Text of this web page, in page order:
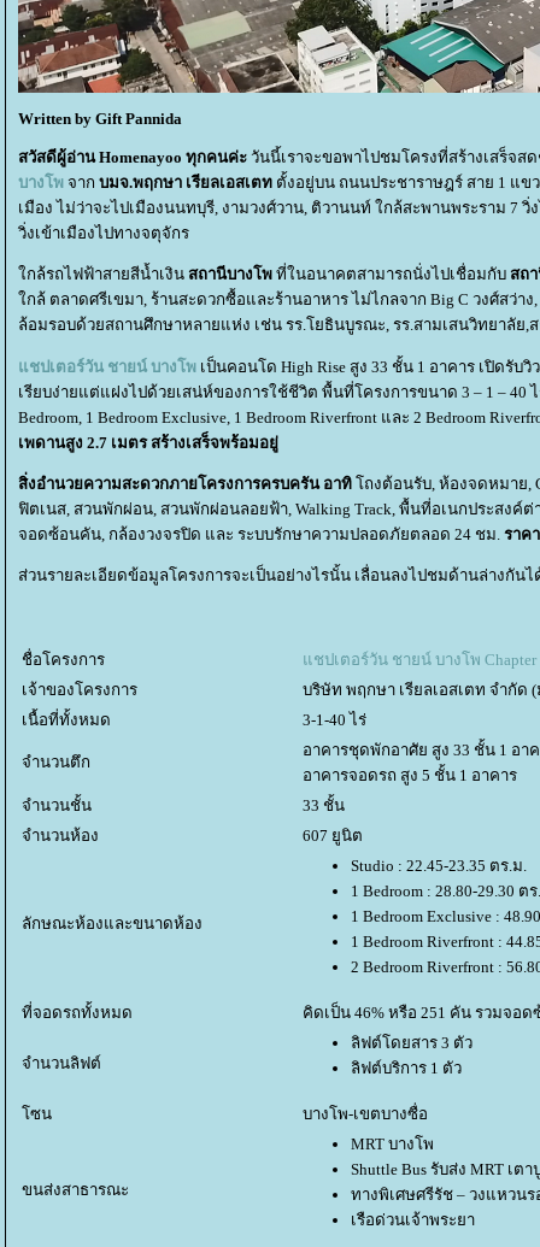
Written by Gift Pannida
สวัสดีผู้อ่าน Homenayoo ทุกคนค่ะ วันนี้เราจะขอพาไปชมโครงที่สร้างเสร็จส
บางโพ จาก บมจ.พฤกษา เรียลเอสเตท ตั้งอยู่บน ถนนประชาราษฎร์ สาย 1 แข
เมือง ไม่ว่าจะไปเมืองนนทบุรี, งามวงศ์วาน, ติวานนท์ ใกล้สะพานพระราม
วิ่งเข้าเมืองไปทางจตุจักร
กล้รถไฟฟ้าสายสีน้ำเงิน สถานีบางโพ ที่ในอนาคตสามารถนั่งไปเชื่อมกับ สถ
กล้ ตลาดศรีเขมา, ร้านสะดวกซื้อและร้านอาหาร ไม่ไกลจาก Big C วงศ์สว่าง,
ล้อมรอบด้วยสถานศึกษาหลายแห่ง เช่น รร.โยธินบูรณะ, รร.สามเสนวิทยาลัย
ชปเตอร์วัน ชายน์ บางโพ เป็นคอนโด High Rise สูง 33 ชั้น 1 อาคาร เปิดรับ
เรียบง่ายแต่แฝงไปด้วยเสน่ห์ของการใช้ชีวิต พื้นที่โครงการขนาด 3 – 1 – 40
Bedroom, 1 Bedroom Exclusive, 1 Bedroom Riverfront และ 2 Bedroom
เพดานสูง 2.7 เมตร สร้างเสร็จพร้อมอยู่
สิ่งอำนวยความสะดวกภายโครงการครบครัน อาทิ ถงต้อนรับ, ห้องจดหมาย,
ฟิตเนส, สวนพักผ่อน, สวนพักผ่อนลอยฟ้า, Walking Track, พื้นที่อเนกประสงค์
จอดซ้อนคัน, กล้องวงจรปิด และ ระบบรักษาความปลอดภัยตลอด 24 ชม. ราค
ส่วนรายละเอียดข้อมูลโครงการจะเป็นอย่างไรนั้น เลื่อนลงไปชมด้านล่างกันไ
ชื่อโครงการ
ชปเตอร์วัน ชายน์ บางโพ Chapter
เจ้าของโครงการ
บริษัท พฤกษา เรียลเอสเตท จำกัด (
เนื้อที่ทั้งหมด
3-1-40 ไร่
จำนวนตึก
อาคารชุดพักอาศัย สูง 33 ชั้น 1 อา
อาคารจอดรถ สูง 5 ชั้น 1 อาคาร
จำนวนชั้น
33 ชั้น
จำนวนห้อง
607 ยูนิต
ลักษณะห้องและขนาดห้อง
Studio : 22.45-23.35 ตร.ม.
1 Bedroom : 28.80-29.30 ต
1 Bedroom Exclusive :
1 Bedroom Riverfront :
2 Bedroom Riverfront :
ที่จอดรถทั้งหมด คิดเป็น 46% หรือ 251 คัน รวมจอ
จำนวนลิฟต์
ลิฟต์โดยสาร 3 ตัว
ลิฟต์บริการ 1 ตัว
ซน บางโพ-เขตบางซื่อ
ขนส่งสาธารณะ
MRT บางโพ
Shuttle Bus รับส่ง MRT เตา
ทางพิเศษศรีรัช – วงแหวน
เรือด่วนเจ้าพระยา